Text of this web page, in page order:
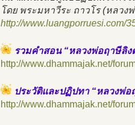
โดย พระมหาวีระ ถาวโร (หลวง
http://www.luangporruesi.com/
รวมคำสอน “หลวงพ่อฤาษีลิ
http://www.dhammajak.net/
ประวัติและปฏิปทา “หลวงพ่
http://www.dhammajak.net/